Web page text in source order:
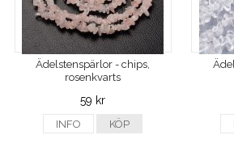
Ädelstenspärlor - chips,
rosenkvarts
59 kr
INFO KÖP